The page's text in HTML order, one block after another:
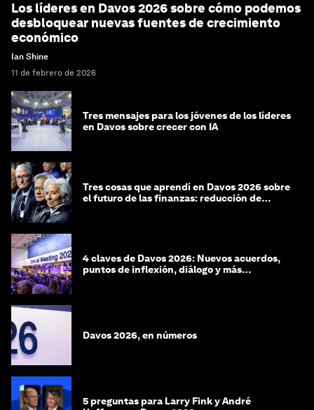
Los líderes en Davos 2026 sobre cómo podemos
desbloquear nuevas fuentes de crecimiento
económico
Ian Shine
11 de febrero de 2026
Tres mensajes para los jóvenes de los líderes
en Davos sobre crecer con IA
Tres cosas que aprendí en Davos 2026 sobre
el futuro de las finanzas: reducción de
4 claves de Davos 2026: Nuevos acuerdos,
puntos de inflexión, diálogo y más
Davos 2026, en números
5 preguntas para Larry Fink y André